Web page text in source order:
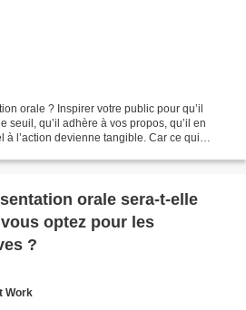
orale ? Inspirer votre public pour qu’il
seuil, qu’il adhère à vos propos, qu’il en
à l’action devienne tangible. Car ce qui
orale sera-t-elle
optez pour les
?
Work